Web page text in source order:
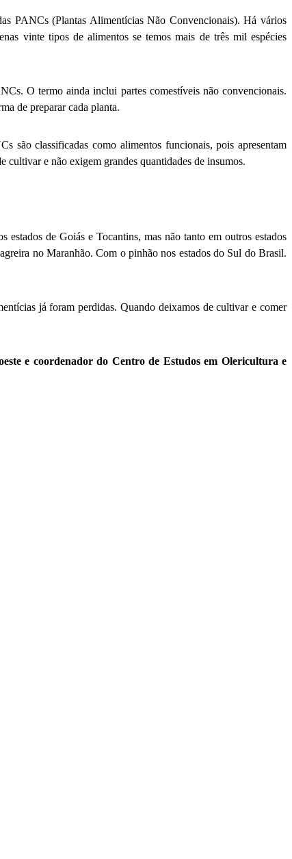
PANCs (Plantas Alimentícias Não Convencionais). Há vários
vinte tipos de alimentos se temos mais de três mil espécies
O termo ainda inclui partes comestíveis não convencionais.
de preparar cada planta.
são classificadas como alimentos funcionais, pois apresentam
cultivar e não exigem grandes quantidades de insumos.
de Goiás e Tocantins, mas não tanto em outros estados
no Maranhão. Com o pinhão nos estados do Sul do Brasil.
já foram perdidas. Quando deixamos de cultivar e comer
e coordenador do Centro de Estudos em Olericultura e